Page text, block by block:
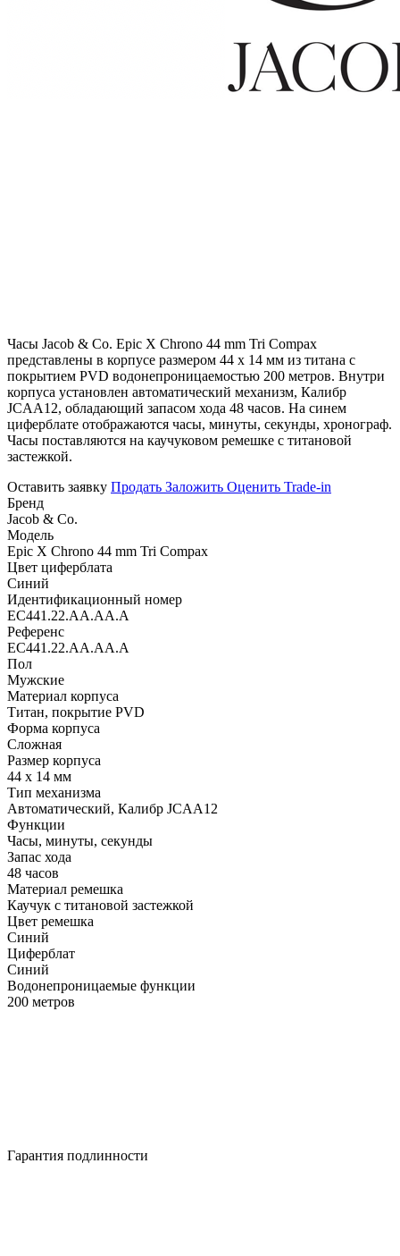
Часы Jacob & Co. Epic X Chrono 44 mm Tri Compax
представлены в корпусе размером 44 x 14 мм из титана с
покрытием PVD водонепроницаемостью 200 метров. Внутри
корпуса установлен автоматический механизм, Калибр
JCAA12, обладающий запасом хода 48 часов. На синем
циферблате отображаются часы, минуты, секунды, хронограф.
Часы поставляются на каучуковом ремешке с титановой
застежкой.
Оставить заявку Продать Заложить Оценить Trade-in
Бренд
Jacob & Co.
Модель
Epic X Chrono 44 mm Tri Compax
Цвет циферблата
Синий
Идентификационный номер
EC441.22.AA.AA.A
Референс
EC441.22.AA.AA.A
Пол
Мужские
Материал корпуса
Титан, покрытие PVD
Форма корпуса
Сложная
Размер корпуса
44 х 14 мм
Тип механизма
Автоматический, Калибр JCAA12
Функции
Часы, минуты, секунды
Запас хода
48 часов
Материал ремешка
Каучук с титановой застежкой
Цвет ремешка
Синий
Циферблат
Синий
Водонепроницаемые функции
200 метров
Гарантия подлинности